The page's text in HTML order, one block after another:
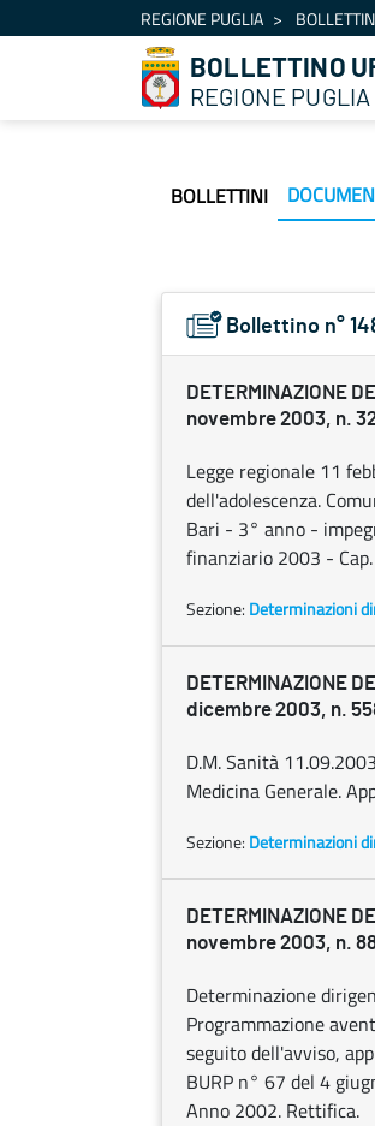
Skip to ContentREGIONE PUGLIA
BOLLETTINO
REGIONE PUGLIA
BOLLETTINI
Bollettino n°
DETERMINAZIONE
novembre 2003, n.
Legge regionale 11
dell'adolescenza.
Bari - 3° anno -
finanziario 2003 -
Sezione: Determinazioni
DETERMINAZIONE
dicembre 2003, n.
D.M. Sanità
Medicina Generale.
Sezione: Determinazioni
DETERMINAZIONE
novembre 2003, n.
Determinazione
Programmazione
seguito dell'avviso,
BURP n° 67 del 4
Anno 2002. Rettifica.